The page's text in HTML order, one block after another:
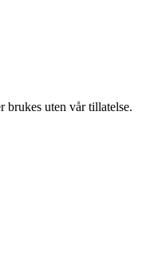
brukes uten vår tillatelse.